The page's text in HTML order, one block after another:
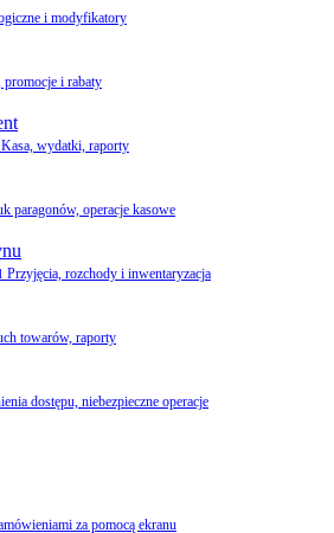
i modyfikatory
i rabaty
Kasa, wydatki, raporty
paragonów, operacje kasowe
Przyjęcia, rozchody i inwentaryzacja
towarów, raporty
dostępu, niebezpieczne operacje
za pomocą ekranu